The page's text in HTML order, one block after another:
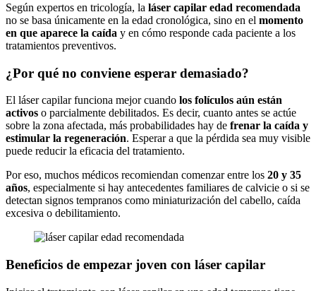
Según expertos en tricología, la láser capilar edad recomendada
no se basa únicamente en la edad cronológica, sino en el momento
en que aparece la caída y en cómo responde cada paciente a los
tratamientos preventivos.
¿Por qué no conviene esperar demasiado?
El láser capilar funciona mejor cuando los folículos aún están
activos o parcialmente debilitados. Es decir, cuanto antes se actúe
sobre la zona afectada, más probabilidades hay de frenar la caída y
estimular la regeneración. Esperar a que la pérdida sea muy visible
puede reducir la eficacia del tratamiento.
Por eso, muchos médicos recomiendan comenzar entre los 20 y 35
años, especialmente si hay antecedentes familiares de calvicie o si se
detectan signos tempranos como miniaturización del cabello, caída
excesiva o debilitamiento.
Beneficios de empezar joven con láser capilar